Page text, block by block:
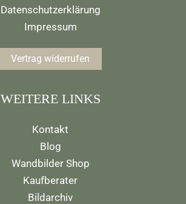
Datenschutzerklärung
Impressum
Vertrag widerrufen
WEITERE LINKS
Kontakt
Blog
Wandbilder Shop
Kaufberater
Bildarchiv